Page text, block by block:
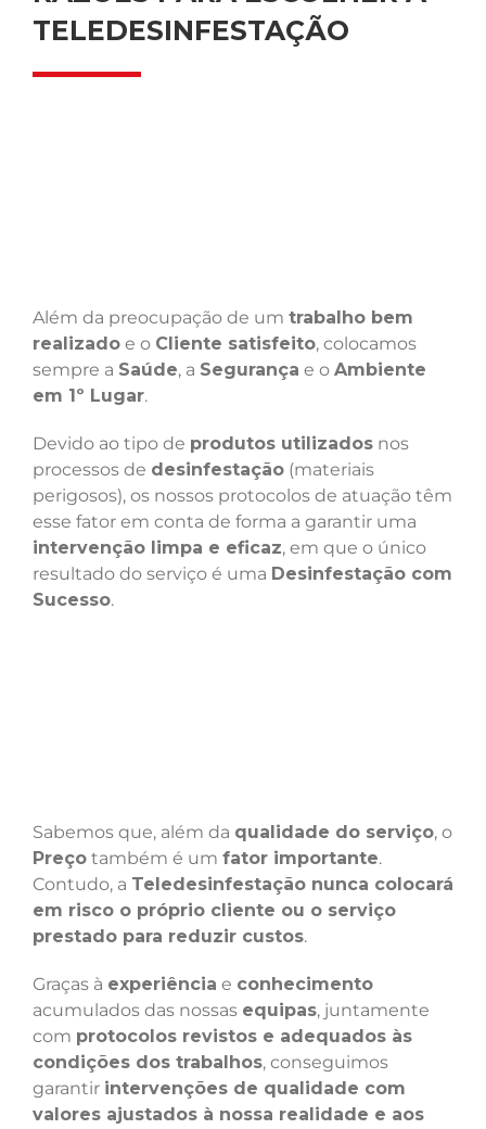
TELEDESINFESTAÇÃO
Além da preocupação de um trabalho bem
realizado e o Cliente satisfeito, colocamos
sempre a Saúde, a Segurança e o Ambiente
em 1º Lugar.
Devido ao tipo de produtos utilizados nos
processos de desinfestação (materiais
perigosos), os nossos protocolos de atuação têm
esse fator em conta de forma a garantir uma
intervenção limpa e eficaz, em que o único
resultado do serviço é uma Desinfestação com
Sucesso.
Sabemos que, além da qualidade do serviço, o
Preço também é um fator importante.
Contudo, a Teledesinfestação nunca colocará
em risco o próprio cliente ou o serviço
prestado para reduzir custos.
Graças à experiência e conhecimento
acumulados das nossas equipas, juntamente
com protocolos revistos e adequados às
condições dos trabalhos, conseguimos
garantir intervenções de qualidade com
valores ajustados à nossa realidade e aos